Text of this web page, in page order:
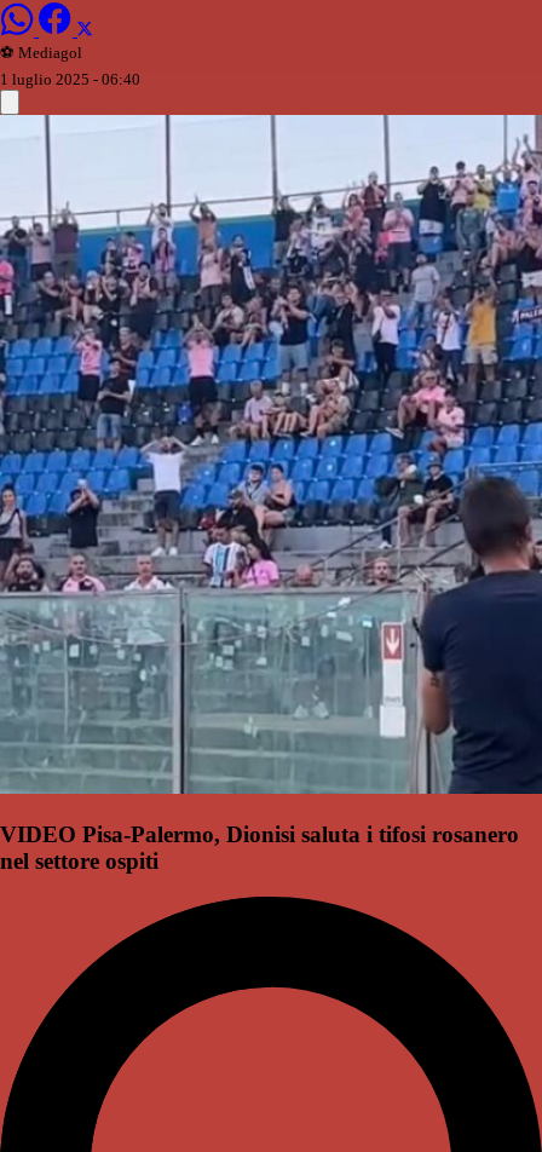
⚽️ Mediagol
1 luglio 2025 - 06:40
VIDEO Pisa-Palermo, Dionisi saluta i tifosi rosanero
nel settore ospiti